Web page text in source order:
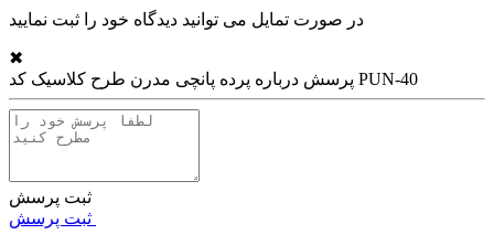
در صورت تمایل می توانید دیدگاه خود را ثبت نمایید
✖
پرسش درباره پرده پانچی مدرن طرح کلاسیک کد PUN-40
ثبت پرسش